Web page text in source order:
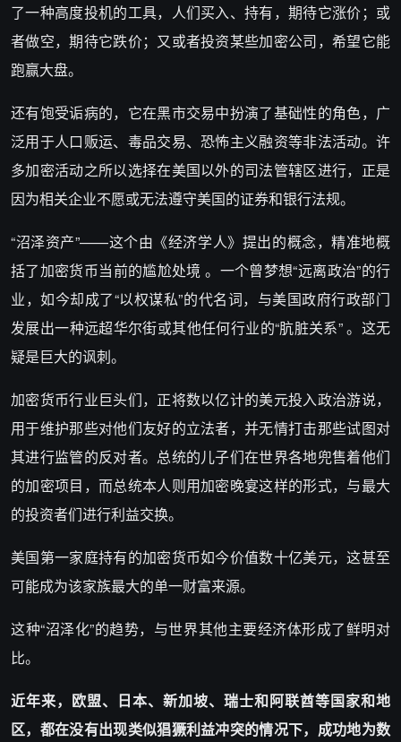
了一种高度投机的工具，人们买入、持有，期待它涨价；或
者做空，期待它跌价；又或者投资某些加密公司，希望它能
跑赢大盘。
还有饱受诟病的，它在黑市交易中扮演了基础性的角色，广
泛用于人口贩运、毒品交易、恐怖主义融资等非法活动。许
多加密活动之所以选择在美国以外的司法管辖区进行，正是
因为相关企业不愿或无法遵守美国的证券和银行法规。
“沼泽资产”——这个由《经济学人》提出的概念，精准地概
括了加密货币当前的尴尬处境 。一个曾梦想“远离政治”的行
业，如今却成了“以权谋私”的代名词，与美国政府行政部门
发展出一种远超华尔街或其他任何行业的“肮脏关系” 。这无
疑是巨大的讽刺。
加密货币行业巨头们，正将数以亿计的美元投入政治游说，
用于维护那些对他们友好的立法者，并无情打击那些试图对
其进行监管的反对者。总统的儿子们在世界各地兜售着他们
的加密项目，而总统本人则用加密晚宴这样的形式，与最大
的投资者们进行利益交换。
美国第一家庭持有的加密货币如今价值数十亿美元，这甚至
可能成为该家族最大的单一财富来源。
这种“沼泽化”的趋势，与世界其他主要经济体形成了鲜明对
比。
近年来，欧盟、日本、新加坡、瑞士和阿联酋等国家和地
区，都在没有出现类似猖獗利益冲突的情况下，成功地为数